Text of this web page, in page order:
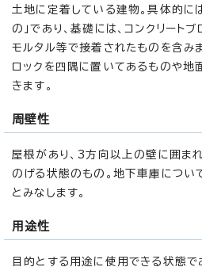
土地に定着している建物。具体的に
の」であり、基礎には、コンクリート
モルタル等で接着されたものを含みま
ロックを四隅に置いてあるものや地
きます。
周壁性
屋根があり、3方向以上の壁に囲ま
のげる状態のもの。地下車庫につい
とみなします。
用途性
目的とする用途に使用できる状態で